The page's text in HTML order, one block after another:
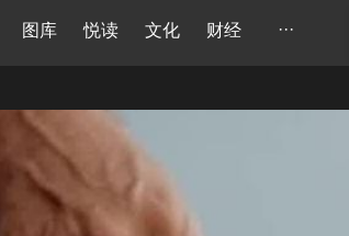
图库 悦读 文化 财经 ···